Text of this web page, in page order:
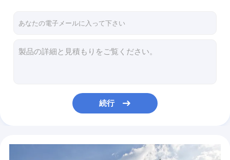
私達に連絡しなさい
においの空気機械
25.5x14cm手のペーパー タオル ディスペンサーの中心の引き
KWSのABS中央手のペーパー タオル ディスペンサーは防水する
ABSは衛生大箱、女性生理用ナプキンの処分の大箱ペダルを踏む
5.28ガロンの女らしい衛生大箱は、女らしいプロダクト ゴミ箱 ペダルを踏む
公共の純粋な性質の香りオイル、0.5L純粋な治療上の精油
続行